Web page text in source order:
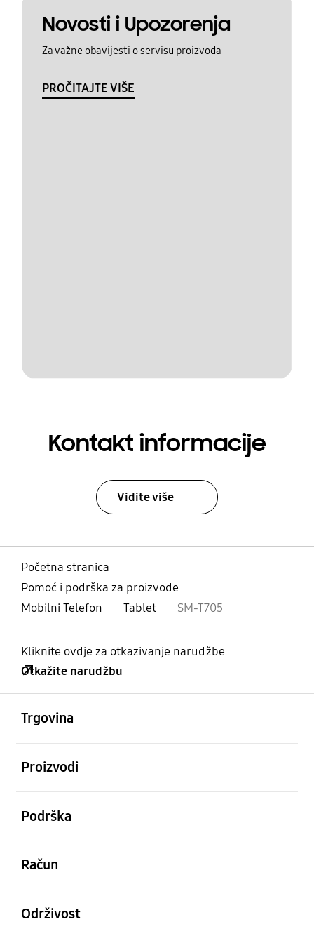
Novosti i Upozorenja
Za važne obavijesti o servisu proizvoda
PROČITAJTE VIŠE
Kontakt informacije
Vidite više
Početna stranica
Pomoć i podrška za proizvode
Mobilni Telefon
Tablet SM-T705
Kliknite ovdje za otkazivanje narudžbe
Otkažite narudžbu
Trgovina
Proizvodi
Podrška
Račun
Održivost